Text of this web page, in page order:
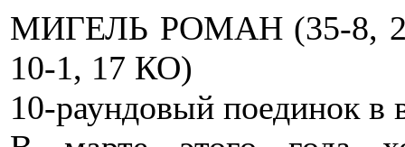
МИГЕЛЬ РОМАН (35-8,
10-1, 17 КО)
10-раундовый поединок в